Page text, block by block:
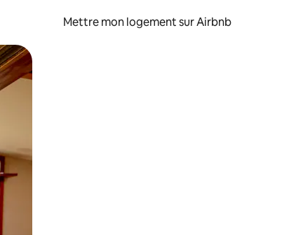
Mettre mon logement sur Airbnb